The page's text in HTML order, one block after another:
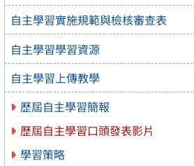
自主學習實施規範與檢核審查表
自主學習學習資源
自主學習上傳教學
歷屆自主學習簡報
歷屆自主學習口頭發表影片
學習策略